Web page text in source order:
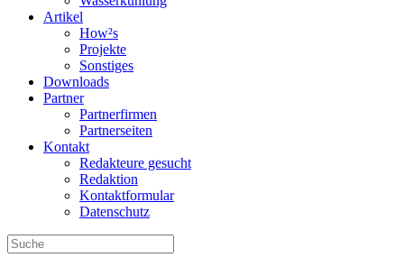
Artikel
How²s
Projekte
Sonstiges
Downloads
Partner
Partnerfirmen
Partnerseiten
Kontakt
Redakteure gesucht
Redaktion
Kontaktformular
Datenschutz